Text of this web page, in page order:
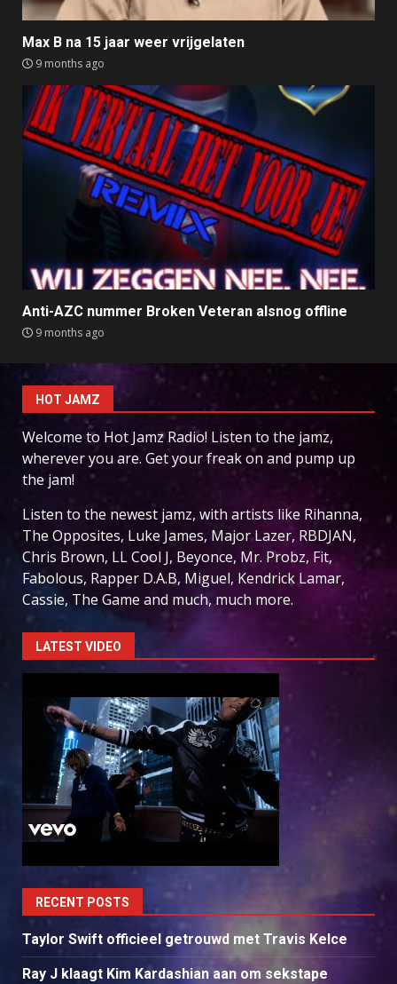
Max B na 15 jaar weer vrijgelaten
9 months ago
Anti-AZC nummer Broken Veteran alsnog offline
9 months ago
HOT JAMZ
Welcome to Hot Jamz Radio! Listen to the jamz,
wherever you are. Get your freak on and pump up
the jam!
Listen to the newest jamz, with artists like Rihanna,
The Opposites, Luke James, Major Lazer, RBDJAN,
Chris Brown, LL Cool J, Beyonce, Mr. Probz, Fit,
Fabolous, Rapper D.A.B, Miguel, Kendrick Lamar,
Cassie, The Game and much, much more.
LATEST VIDEO
RECENT POSTS
Taylor Swift officieel getrouwd met Travis Kelce
Ray J klaagt Kim Kardashian aan om sekstape